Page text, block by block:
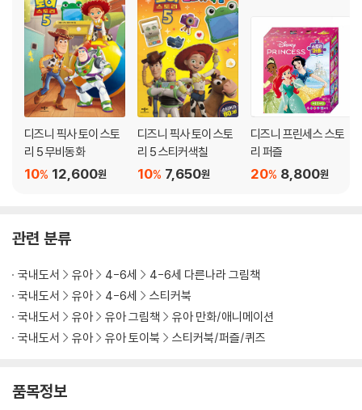
디즈니 픽사 토이 스토
리 5 무비동화
12,600원
10%
디즈니 픽사 토이 스토
리 5 스티커색칠
7,650원
10%
디즈니 프린세스 스토
리 퍼즐
8,800원
20%
관련 분류
국내도서 유아 4-6세
4-6세 다른나라 그림책
국내도서
유아 4-6세
스티커북
국내도서
유아 유아 그림책
유아 만화/애니메이션
국내도서
유아 유아 토이북 스티커북/퍼즐/퀴즈
품목정보